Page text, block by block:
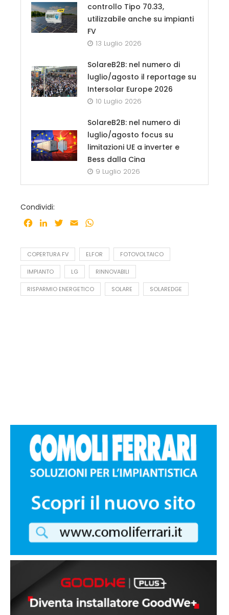
controllo Tipo 70.33,
utilizzabile anche su impianti
FV
13 Luglio 2026
SolareB2B: nel numero di
luglio/agosto il reportage su
Intersolar Europe 2026
10 Luglio 2026
SolareB2B: nel numero di
luglio/agosto focus su
limitazioni UE a inverter e
Bess dalla Cina
9 Luglio 2026
Condividi:
Facebook
LinkedInTwitter
Email
COPERTURA FV ELFOR FOTOVOLTAICO
IMPIANTO LG RINNOVABILI
RISPARMIO ENERGETICO SOLARE SOLAREDGE